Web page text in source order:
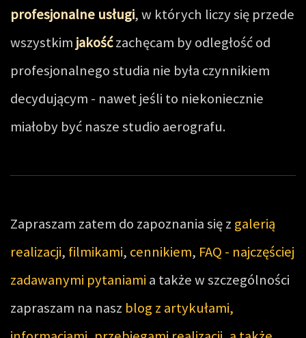
profesjonalne usługi, w których liczy się przede
wszystkim jakośćzachęcam by odległość od
profesjonalnego studia nie była czynnikiem
decydującym - nawet jeśli to niekoniecznie
miałoby być nasze studio aerografu.
Zapraszam zatem do zapoznania się z galerią
realizacji, filmikami, cennikiem, FAQ - najczęściej
zadawanymi pytaniami a także w szczególności
zapraszam na nasz blog z artykułami,